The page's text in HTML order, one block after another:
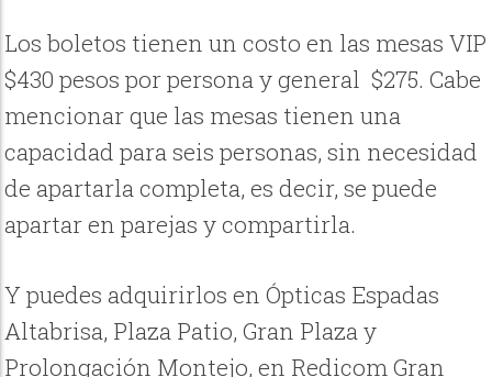
Los boletos tienen un costo en las mesas VIP
$430 pesos por persona y general $275. Cabe
mencionar que las mesas tienen una
capacidad para seis personas, sin necesidad
de apartarla completa, es decir, se puede
apartar en parejas y compartirla.
Y puedes adquirirlos en Ópticas Espadas
Altabrisa, Plaza Patio, Gran Plaza y
Prolongación Montejo, en Redicom Gran